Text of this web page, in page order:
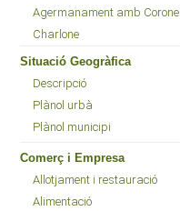
Agermanament amb Coronel
Charlone
Situació Geogràfica
Descripció
Plànol urbà
Plànol municipi
Comerç i Empresa
Allotjament i restauració
Alimentació